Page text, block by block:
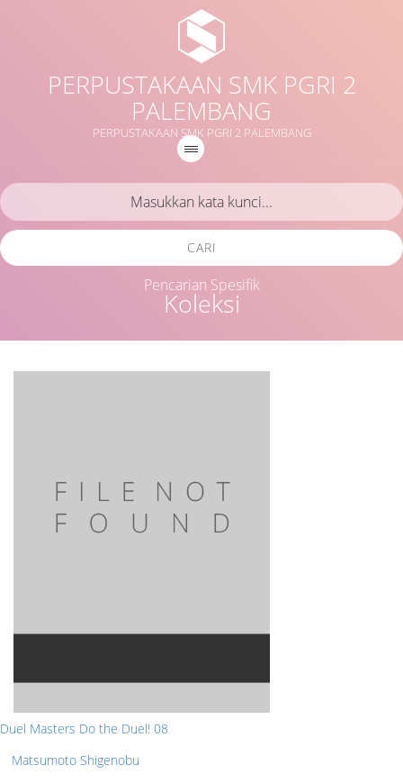
PERPUSTAKAAN SMK PGRI 2
PALEMBANG
PERPUSTAKAAN SMK PGRI 2 PALEMBANG
Koleksi
CARI
Pencarian Spesifik
Duel Masters Do the Duel! 08
Matsumoto Shigenobu